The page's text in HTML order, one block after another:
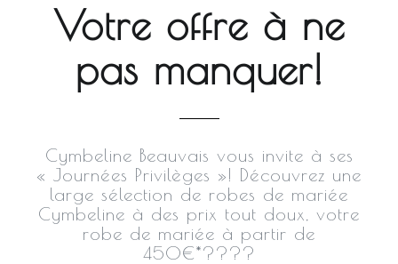
Votre offre à ne
pas manquer!
Cymbeline Beauvais vous invite à ses
« Journées Privilèges »! Découvrez une
large sélection de robes de mariée
Cymbeline à des prix tout doux, votre
robe de mariée à partir de
450€*????